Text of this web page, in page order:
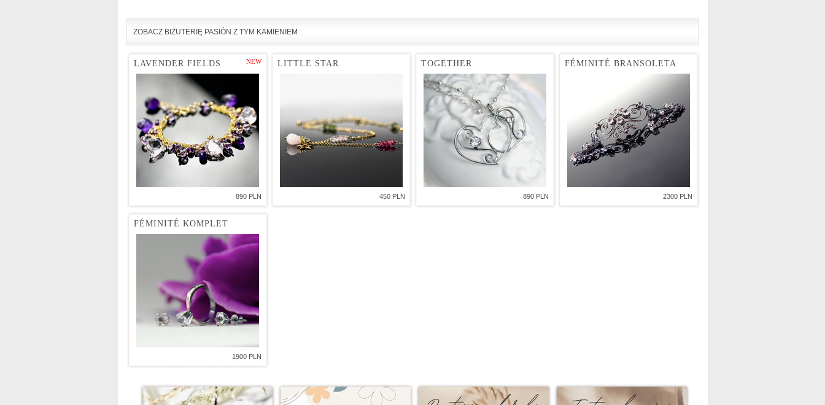
ZOBACZ BIŻUTERIĘ PASIÓN Z TYM KAMIENIEM
LAVENDER FIELDS NEW
890 PLN
LITTLE STAR
450 PLN
TOGETHER
890 PLN
FÉMINITÉ BRANSOLETA
2300 PLN
FÉMINITÉ KOMPLET
1900 PLN